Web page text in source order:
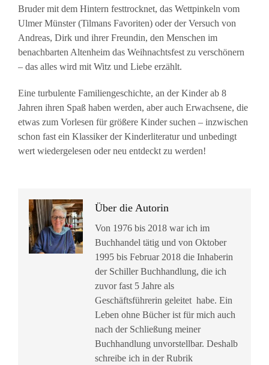
Bruder mit dem Hintern festtrocknet, das Wettpinkeln vom
Ulmer Münster (Tilmans Favoriten) oder der Versuch von
Andreas, Dirk und ihrer Freundin, den Menschen im
benachbarten Altenheim das Weihnachtsfest zu verschönern
– das alles wird mit Witz und Liebe erzählt.
Eine turbulente Familiengeschichte, an der Kinder ab 8
Jahren ihren Spaß haben werden, aber auch Erwachsene, die
etwas zum Vorlesen für größere Kinder suchen – inzwischen
schon fast ein Klassiker der Kinderliteratur und unbedingt
wert wiedergelesen oder neu entdeckt zu werden!
Über die Autorin
Von 1976 bis 2018 war ich im
Buchhandel tätig und von Oktober
1995 bis Februar 2018 die Inhaberin
der Schiller Buchhandlung, die ich
zuvor fast 5 Jahre als
Geschäftsführerin geleitet habe. Ein
Leben ohne Bücher ist für mich auch
nach der Schließung meiner
Buchhandlung unvorstellbar. Deshalb
schreibe ich in der Rubrik